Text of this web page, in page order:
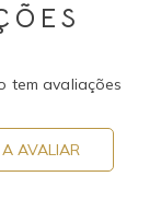
tem avaliações
AVALIAR